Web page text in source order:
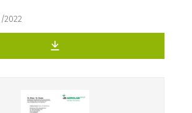
2022